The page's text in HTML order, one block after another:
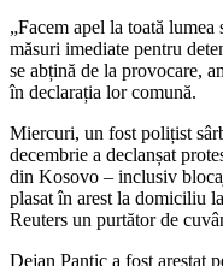
„Facem apel la toată
măsuri imediate pentru
se abțină de la provocare,
în declarația lor comună.
Miercuri, un fost polițist
decembrie a declanșat
din Kosovo – inclusiv
plasat în arest la domiciliu
Reuters un purtător de
Dejan Pantic a fost arestat